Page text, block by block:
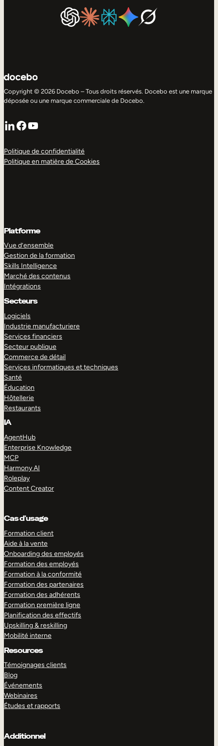
Copyright © 2026 Docebo – Tous droits réservés. Docebo est une marque
déposée ou une marque commerciale de Docebo.
LinkedIn
Facebook
YouTube
Politique de confidentialité
Politique en matière de Cookies
Platforme
Vue d’ensemble
Gestion de la formation
Skills Intelligence
Marché des contenus
Intégrations
Secteurs
Logiciels
Industrie manufacturiere
Services financiers
Secteur publique
Commerce de détail
Services informatiques et techniques
Santé
Éducation
Hôtellerie
Restaurants
IA
AgentHub
Enterprise Knowledge
MCP
Harmony AI
Roleplay
Content Creator
Cas d’usage
Formation client
Aide à la vente
Onboarding des employés
Formation des employés
Formation à la conformité
Formation des partenaires
Formation des adhérents
Formation première ligne
Planification des effectifs
Upskilling & reskilling
Mobilité interne
Resources
Témoignages clients
Blog
Événements
Webinaires
Études et rapports
Additionnel